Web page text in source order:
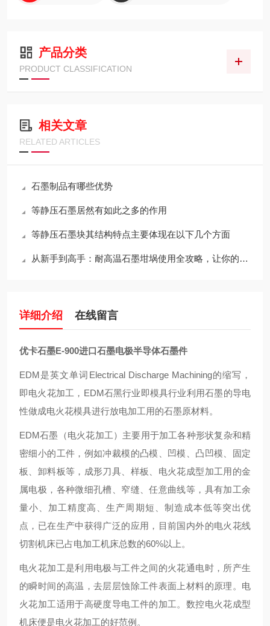
产品分类
PRODUCT CLASSIFICATION
相关文章
RELATED ARTICLES
石墨制品有哪些优势
等静压石墨居然有如此之多的作用
等静压石墨块其结构特点主要体现在以下几个方面
从新手到高手：耐高温石墨坩埚使用全攻略，让你的工作更出色！
详细介绍 在线留言
优卡石墨E-900进口石墨电极半导体石墨件
EDM是英文单词Electrical Discharge Machining的缩写，
即电火花加工，EDM石黑行业即模具行业利用石墨的导电
性做成电火花模具进行放电加工用的石墨原材料。
EDM石墨（电火花加工）主要用于加工各种形状复杂和精
密细小的工件，例如冲裁模的凸模、凹模、凸凹模、固定
板、卸料板等，成形刀具、样板、电火花成型加工用的金
属电极，各种微细孔槽、窄缝、任意曲线等，具有加工余
量小、加工精度高、生产周期短、制造成本低等突出优
点，已在生产中获得广泛的应用，目前国内外的电火花线
切割机床已占电加工机床总数的60%以上。
电火花加工是利用电极与工件之间的火花通电时，所产生
的瞬时间的高温，去层层蚀除工件表面上材料的原理。电
火花加工适用于高硬度导电工件的加工。数控电火花成型
机床便是电火花加工的好范例。